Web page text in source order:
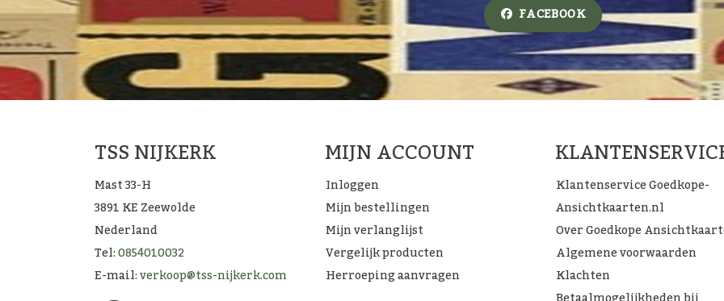
FACEBOOK
TSS NIJKERK
Mast 33-H
3891 KE Zeewolde
Nederland
Tel:0854010032
E-mail:verkoop@tss-nijkerk.com
MIJN ACCOUNT
Inloggen
Mijn bestellingen
Mijn verlanglijst
Vergelijk producten
Herroeping aanvragen
Klantenservice Goedkope-
Ansichtkaarten.nl
Over Goedkope
Algemene voorwaarden
Klachten